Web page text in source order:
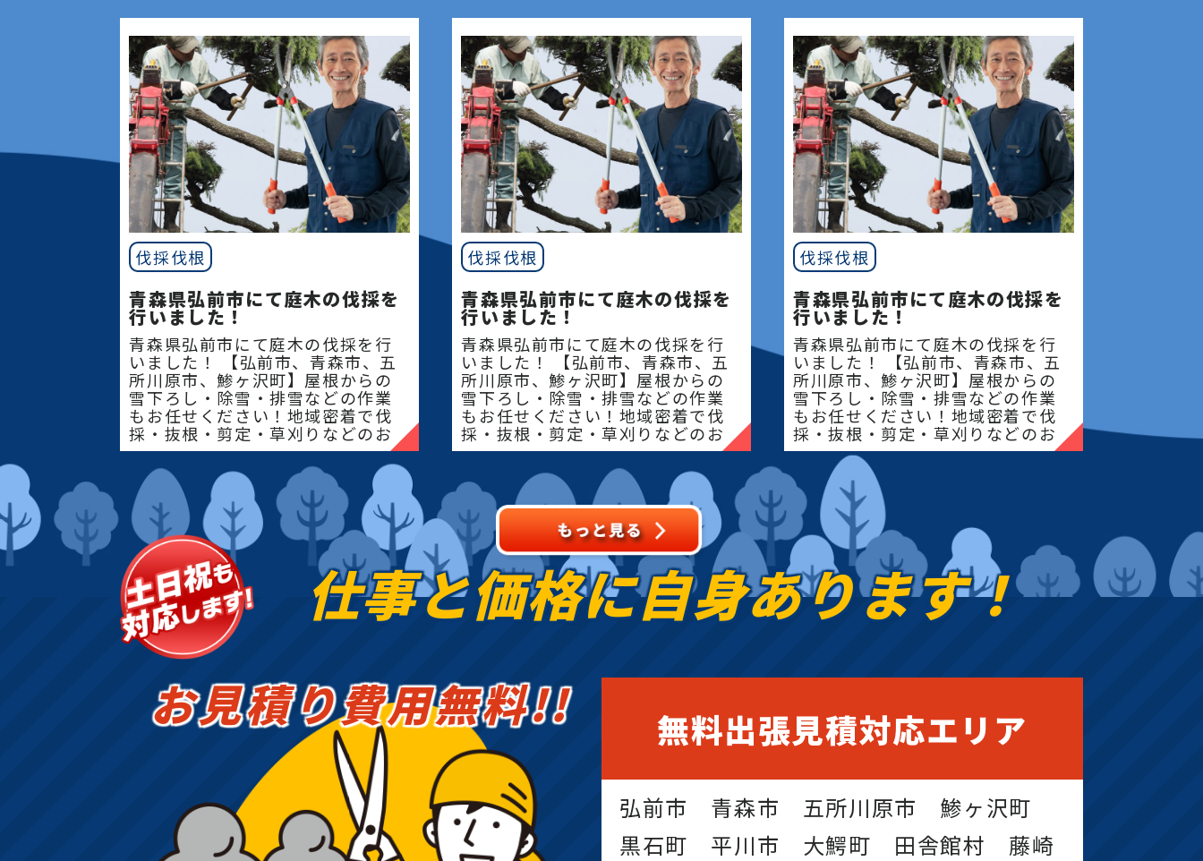
伐採伐根
青森県弘前市にて庭木の伐採を
行いました！
青森県弘前市にて庭木の伐採を行
いました！ 【弘前市、青森市、五
所川原市、鯵ヶ沢町】屋根からの
雪下ろし・除雪・排雪などの作業
もお任せください！地域密着で伐
採・抜根・剪定・草刈りなどのお
庭のこと、造園・
伐採伐根
青森県弘前市にて庭木の伐採を
行いました！
青森県弘前市にて庭木の伐採を行
いました！ 【弘前市、青森市、五
所川原市、鯵ヶ沢町】屋根からの
雪下ろし・除雪・排雪などの作業
もお任せください！地域密着で伐
採・抜根・剪定・草刈りなどのお
庭のこと、造園・
伐採伐根
青森県弘前市にて庭木の伐採を
行いました！
青森県弘前市にて庭木の伐採を行
いました！ 【弘前市、青森市、五
所川原市、鯵ヶ沢町】屋根からの
雪下ろし・除雪・排雪などの作業
もお任せください！地域密着で伐
採・抜根・剪定・草刈りなどのお
庭のこと、造園・
仕事と価格に自身あります！
お見積り費用無料!! 無料出張見積対応エリア
弘前市 青森市 五所川原市 鯵ヶ沢町
黒石町 平川市 大鰐町 田舎館村 藤崎